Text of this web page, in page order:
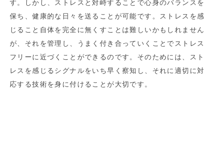
す。しかし、ストレスと対峙することで心身のバランスを
保ち、健康的な日々を送ることが可能です。ストレスを感
じること自体を完全に無くすことは難しいかもしれません
が、それを管理し、うまく付き合っていくことでストレス
フリーに近づくことができるのです。そのためには、スト
レスを感じるシグナルをいち早く察知し、それに適切に対
応する技術を身に付けることが大切です。